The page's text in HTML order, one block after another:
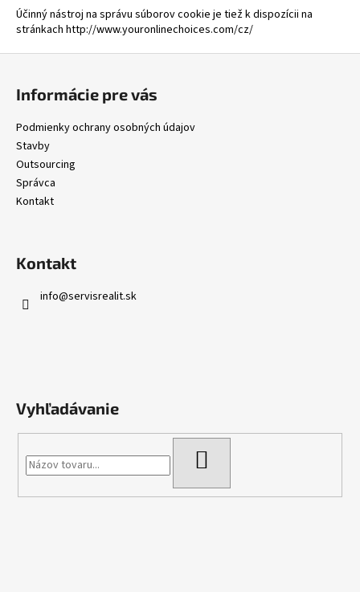
Účinný nástroj na správu súborov cookie je tiež k dispozícii na
stránkach http://www.youronlinechoices.com/cz/
Informácie pre vás
Podmienky ochrany osobných údajov
Stavby
Outsourcing
Správca
Kontakt
Kontakt
info@servisrealit.sk
Vyhľadávanie